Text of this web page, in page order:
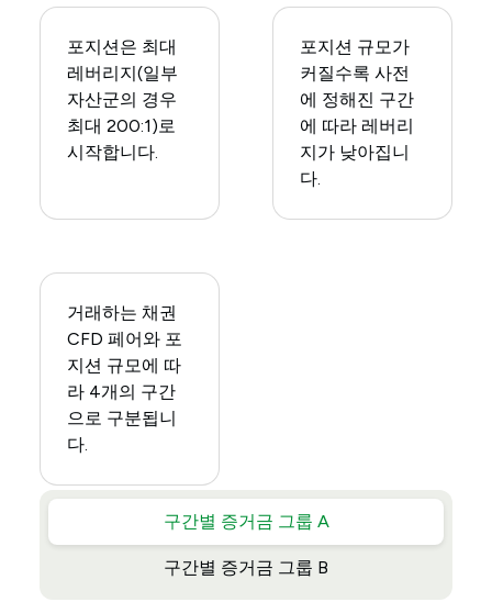
포지션은 최대
레버리지(일부
자산군의 경우
최대 200:1)로
시작합니다.
포지션 규모가
커질수록 사전
에 정해진 구간
에 따라 레버리
지가 낮아집니
다.
거래하는 채권
CFD 페어와 포
지션 규모에 따
라 4개의 구간
으로 구분됩니
다.
구간별 증거금 그룹 A
구간별 증거금 그룹 B